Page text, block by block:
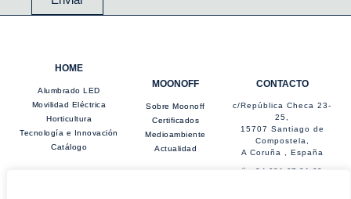
HOME
Alumbrado LED
Movilidad Eléctrica
Horticultura
Tecnología e Innovación
Catálogo
MOONOFF
Sobre Moonoff
Certificados
Medioambiente
Actualidad
CONTACTO
c/República Checa 23-
25,
15707 Santiago de
Compostela,
A Coruña , España
+34 981 07 21 00